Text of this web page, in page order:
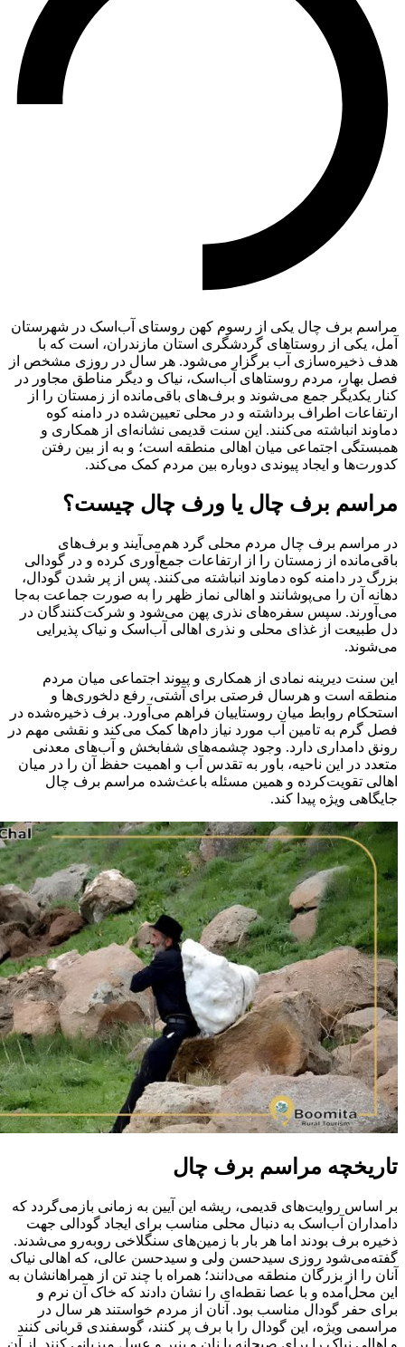
مراسم برف چال یکی از رسوم کهن روستای آب‌اسک در شهرستان
آمل، یکی از روستاهای گردشگری استان مازندران، است که با
هدف ذخیره‌سازی آب برگزار می‌شود. هر سال در روزی مشخص از
فصل بهار، مردم روستاهای آب‌اسک، نیاک و دیگر مناطق مجاور در
کنار یکدیگر جمع می‌شوند و برف‌های باقی‌مانده از زمستان را از
ارتفاعات اطراف برداشته و در محلی تعیین‌شده در دامنه کوه
دماوند انباشته می‌کنند. این سنت قدیمی نشانه‌ای از همکاری و
همبستگی اجتماعی میان اهالی منطقه است؛ و به از بین رفتن
کدورت‌ها و ایجاد پیوندی دوباره بین مردم کمک می‌کند.
مراسم برف چال یا ورف چال چیست؟
در مراسم برف چال مردم محلی گرد هم‌می‌آیند و برف‌های
باقی‌مانده از زمستان را از ارتفاعات جمع‌آوری کرده و در گودالی
بزرگ در دامنه کوه دماوند انباشته می‌کنند. پس از پر شدن گودال،
دهانه آن را می‌پوشانند و اهالی نماز ظهر را به صورت جماعت به‌جا
می‌آورند. سپس سفره‌های نذری پهن می‌شود و شرکت‌کنندگان در
دل طبیعت از غذای محلی و نذری اهالی آب‌اسک و نیاک پذیرایی
می‌شوند.
این سنت دیرینه نمادی از همکاری و پیوند اجتماعی میان مردم
منطقه است و هرسال فرصتی برای آشتی، رفع دلخوری‌ها و
استحکام روابط میان روستاییان فراهم می‌آورد. برف ذخیره‌شده در
فصل گرم به تامین آب مورد نیاز دام‌ها کمک می‌کند و نقشی مهم در
رونق دامداری دارد. وجود چشمه‌های شفابخش و آب‌های معدنی
متعدد در این ناحیه، باور به تقدس آب و اهمیت حفظ آن را در میان
اهالی تقویت‌کرده و همین مسئله باعث‌شده مراسم برف‌ چال
جایگاهی ویژه پیدا کند.
تاریخچه مراسم برف چال
بر اساس روایت‌های قدیمی، ریشه این آیین به زمانی بازمی‌گردد که
دامداران آب‌اسک به دنبال محلی مناسب برای ایجاد گودالی جهت
ذخیره برف بودند اما هر بار با زمین‌های سنگلاخی روبه‌رو می‌شدند.
گفته‌می‌شود روزی سیدحسن ولی و سیدحسن عالی، که اهالی نیاک
آنان را از بزرگان منطقه می‌دانند؛ همراه با چند تن از همراهانشان به
این محل‌آمده و با عصا نقطه‌ای را نشان دادند که خاک آن نرم و
برای حفر گودال مناسب بود. آنان از مردم خواستند هر سال در
مراسمی ویژه، این گودال را با برف پر کنند، گوسفندی قربانی کنند